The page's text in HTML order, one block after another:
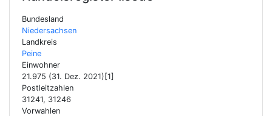
Bundesland
Niedersachsen
Landkreis
Peine
Einwohner
21.975 (31. Dez. 2021)[1]
Postleitzahlen
31241, 31246
Vorwahlen